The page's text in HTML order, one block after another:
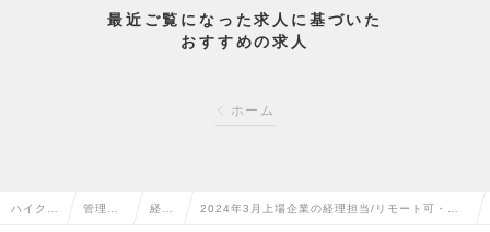
最近ご覧になった求人に基づいた
おすすめの求人
ホーム
ハイクラ 管理部 経理 2024年3月上場企業の経理担当/リモート可・土